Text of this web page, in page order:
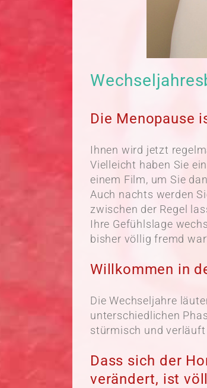
Die Menopause
Ihnen wird jetzt
Vielleicht haben Sie ein
einem Film, um Sie
Auch nachts werden
zwischen der Regel
Ihre Gefühlslage
bisher völlig fremd
Willkommen in
Die Wechseljahre
unterschiedlichen
stürmisch und
Dass sich der
verändert, ist